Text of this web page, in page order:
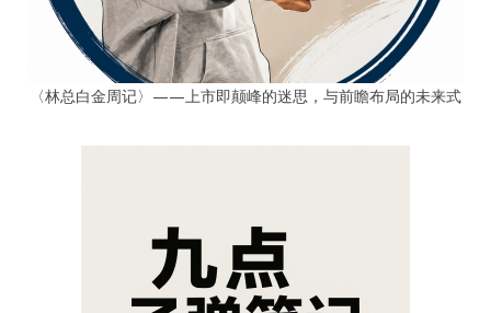
〈林总白金周记〉——上市即颠峰的迷思，与前瞻布局的未来式